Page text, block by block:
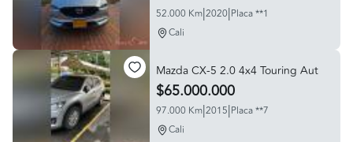
52.000 Km|2020|Placa **1
Cali
Mazda CX-5 2.0 4x4 Touring Aut
$65.000.000
97.000 Km|2015|Placa **7
Cali